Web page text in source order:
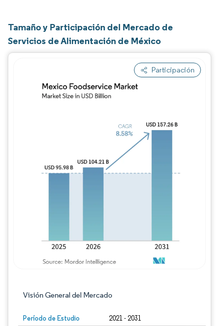
Tamaño y Participación del Mercado de
Servicios de Alimentación de México
Participación
Visión General del Mercado
Período de Estudio 2021 - 2031